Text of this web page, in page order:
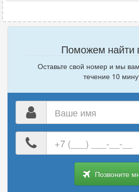
Поможем найти
Оставьте свой номер и мы
течение 10
номер
Позвоните